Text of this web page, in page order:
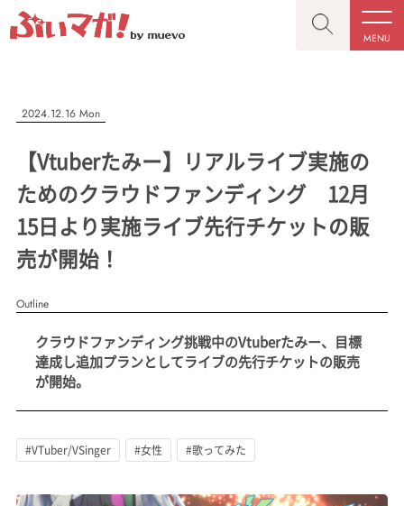
MENU
CLOSE
記事を検索する
人気ワード
#獣系 #動物系 #企業公式 #個人勢
#Vtuberグループ
CLOSE
“推しへの応援を形にする”VTuber専門メディア
プレスリリース一覧
会社概要
お問い合わせ
2024.12.16 Mon
【Vtuberたみー】リアルライブ実施の
ためのクラウドファンディング 12月
15日より実施ライブ先行チケットの販
売が開始！
Outline
クラウドファンディング挑戦中のVtuberたみー、目標
達成し追加プランとしてライブの先行チケットの販売
が開始。
#VTuber/VSinger #女性 #歌ってみた